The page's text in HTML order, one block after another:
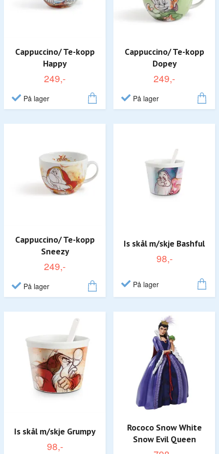
Cappuccino/ Te-kopp
Happy
249,-
På lager
Cappuccino/ Te-kopp
Dopey
249,-
På lager
Cappuccino/ Te-kopp
Sneezy
249,-
På lager
Is skål m/skje Bashful
98,-
På lager
Is skål m/skje Grumpy
98,-
Rococo Snow White
Snow Evil Queen